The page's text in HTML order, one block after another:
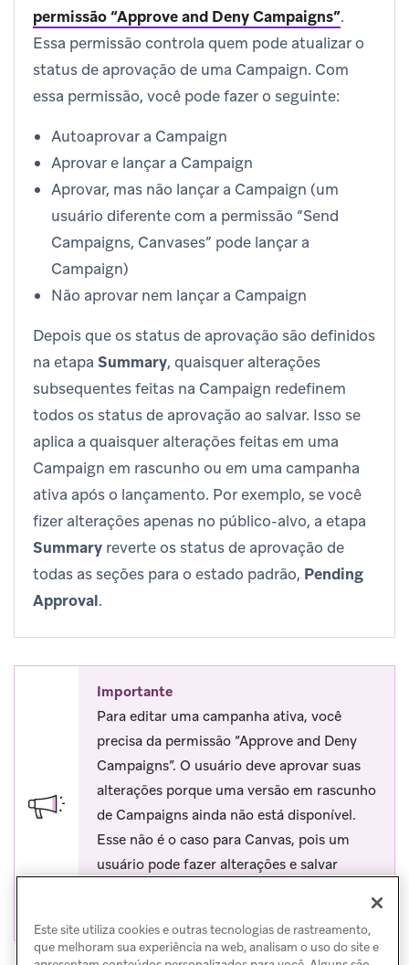
permissão “Approve and Deny Campaigns”.
Essa permissão controla quem pode atualizar o
status de aprovação de uma Campaign. Com
essa permissão, você pode fazer o seguinte:
Autoaprovar a Campaign
Aprovar e lançar a Campaign
Aprovar, mas não lançar a Campaign (um
usuário diferente com a permissão “Send
Campaigns, Canvases” pode lançar a
Campaign)
Não aprovar nem lançar a Campaign
Depois que os status de aprovação são definidos
na etapa Summary, quaisquer alterações
subsequentes feitas na Campaign redefinem
todos os status de aprovação ao salvar. Isso se
aplica a quaisquer alterações feitas em uma
Campaign em rascunho ou em uma campanha
ativa após o lançamento. Por exemplo, se você
fizer alterações apenas no público-alvo, a etapa
Summary reverte os status de aprovação de
todas as seções para o estado padrão, Pending
Approval.
Importante
Para editar uma campanha ativa, você
precisa da permissão “Approve and Deny
Campaigns”. O usuário deve aprovar suas
alterações porque uma versão em rascunho
de Campaigns ainda não está disponível.
Esse não é o caso para Canvas, pois um
usuário pode fazer alterações e salvar
Este site utiliza cookies e outras tecnologias de rastreamento,
que melhoram sua experiência na web, analisam o uso do site e